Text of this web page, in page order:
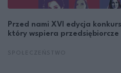
Przed nami XVI edycja
który wspiera przedsiębiorcze